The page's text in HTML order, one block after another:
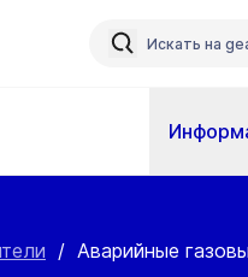
/ Аварийные